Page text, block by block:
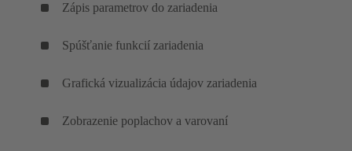
Zápis parametrov do zariadenia
Spúšťanie funkcií zariadenia
Grafická vizualizácia údajov zariadenia
Zobrazenie poplachov a varovaní